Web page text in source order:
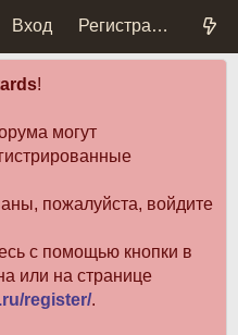
Вход Регистрация
!
могут
пожалуйста, войдите
с помощью кнопки в
или на странице
register/.